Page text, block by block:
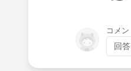
コメ
回